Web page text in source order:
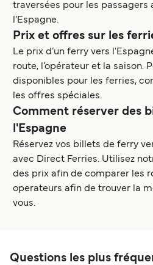
traversées pour les passagers
l'Espagne.
Prix et offres sur les
Le prix d’un ferry vers
route, l’opérateur et la saison.
disponibles pour les ferries,
les offres spéciales.
Comment réserver des
l'Espagne
Réservez vos billets de ferry
avec Direct Ferries. Utilisez
des prix afin de comparer les
operateurs afin de trouver la
vous.
Questions les plus